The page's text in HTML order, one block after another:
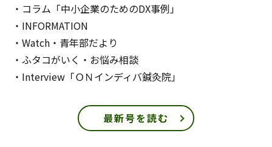
・コラム「中小企業のためのDX事例」
・INFORMATION
・Watch・青年部だより
・ふタコがいく・お悩み相談
・Interview「ＯＮインディバ鍼灸院」
最新号を読む